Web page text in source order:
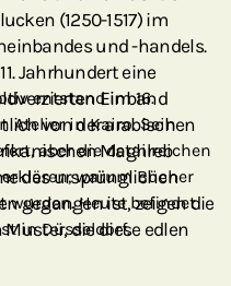
(1250-1517) im
und -handels.
Jahrhundert eine
Einband
von der arabischen
Maghreb
des ursprünglichen
gegangen ist, zeigen die
die diese edlen
entstand im 16.
Atelier in Kairo. Sein
aber die detailreichen
warum Bücher
wurden. Heute befindet
in Düsseldorf.